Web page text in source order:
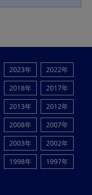
2023年
2022年
2018年
2017年
2013年
2012年
2008年
2007年
2003年
2002年
1998年
1997年